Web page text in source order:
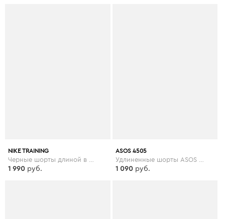
NIKE TRAINING
1 990 руб.
ASOS 4505
1 090 руб.